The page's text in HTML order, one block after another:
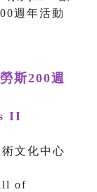
斯200週
II
文化中心
of